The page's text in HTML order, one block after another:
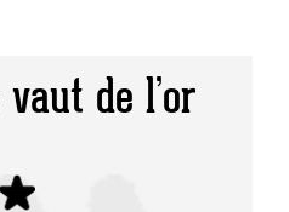
de l’or